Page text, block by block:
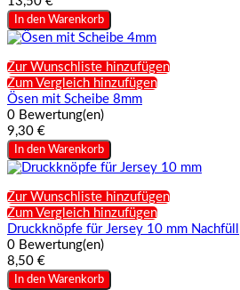
In den Warenkorb
Zur Wunschliste hinzufügen
Zum Vergleich hinzufügen
Ösen mit Scheibe 8mm
0 Bewertung(en)
9,30 €
In den Warenkorb
Zur Wunschliste hinzufügen
Zum Vergleich hinzufügen
Druckknöpfe für Jersey 10 mm
0 Bewertung(en)
8,50 €
In den Warenkorb